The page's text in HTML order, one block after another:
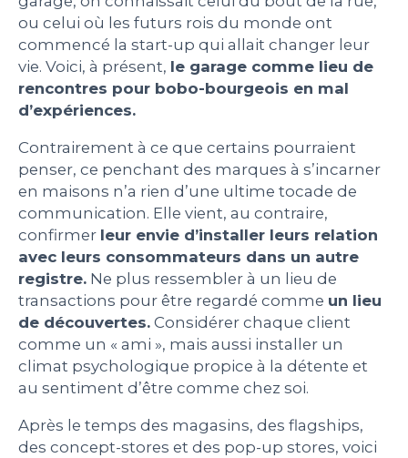
ou celui où les futurs rois du monde ont
commencé la start-up qui allait changer leur
vie. Voici, à présent, le garage comme lieu de
rencontres pour bobo-bourgeois en mal
d’expériences.
Contrairement à ce que certains pourraient
penser, ce penchant des marques à s’incarner
en maisons n’a rien d’une ultime tocade de
communication. Elle vient, au contraire,
confirmer leur envie d’installer leurs relation
avec leurs consommateurs dans un autre
registre. Ne plus ressembler à un lieu de
transactions pour être regardé comme un lieu
de découvertes. Considérer chaque client
comme un « ami », mais aussi installer un
climat psychologique propice à la détente et
au sentiment d’être comme chez soi.
Après le temps des magasins, des flagships,
des concept-stores et des pop-up stores, voici